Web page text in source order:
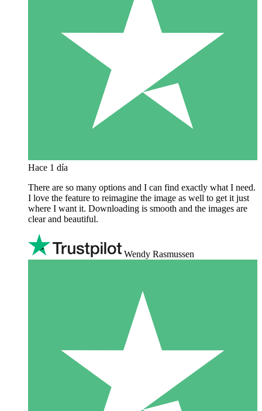
Hace 1 día
There are so many options and I can find exactly what I need.
I love the feature to reimagine the image as well to get it just
where I want it. Downloading is smooth and the images are
clear and beautiful.
Wendy Rasmussen